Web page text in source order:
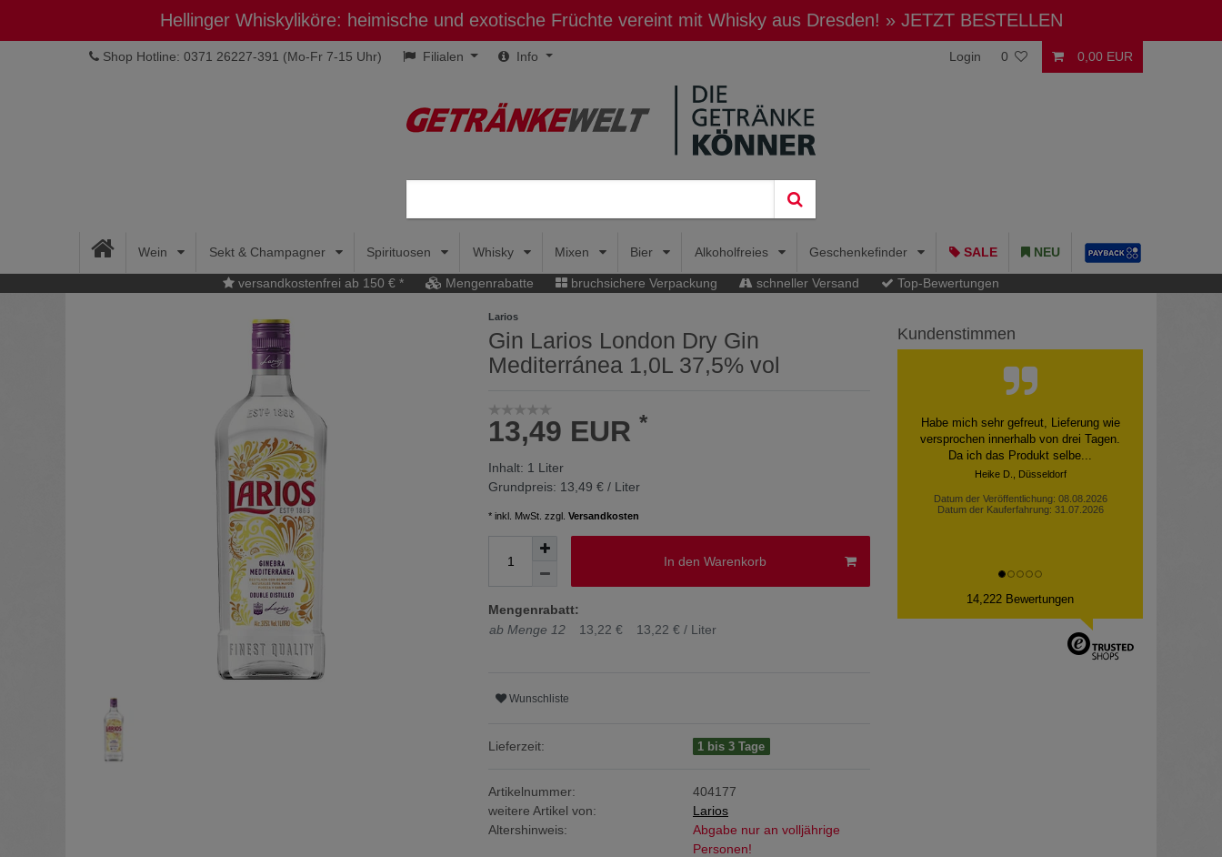
Hellinger Whiskyliköre: heimische und exotische Früchte vereint mit Whisky aus Dresden! » JETZT BESTELLEN
Shop Hotline: 0371 26227-391 (Mo-Fr 7-15 Uhr) Filialen Info Login 0 0,00 EUR
Wein Sekt & Champagner Spirituosen Whisky Mixen Bier Alkoholfreies Geschenkefinder SALE NEU
versandkostenfrei ab 150 € * Mengenrabatte bruchsichere Verpackung schneller Versand Top-Bewertungen
Larios
Gin Larios London Dry Gin
Mediterránea 1,0L 37,5% vol
13,49 EUR *
Inhalt: 1 Liter
Grundpreis: 13,49 € / Liter
* inkl. MwSt. zzgl. Versandkosten
In den Warenkorb
Mengenrabatt:
ab Menge 12
13,22 € 13,22 € / Liter
Wunschliste
Lieferzeit: 1 bis 3 Tage
Artikelnummer:
404177
weitere Artikel von:
Larios
Altershinweis:
Abgabe nur an volljährige
Personen!
Kundenstimmen
Habe mich sehr gefreut, Lieferung wie
versprochen innerhalb von drei Tagen.
Da ich das Produkt selbe...
Heike D., Düsseldorf
Datum der Veröffentlichung: 08.08.2026
Datum der Kauferfahrung: 31.07.2026
14,222 Bewertungen